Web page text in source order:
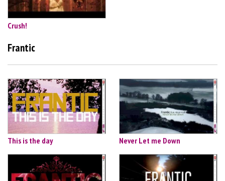
Crush!
Frantic
This is the day Never Let me Down